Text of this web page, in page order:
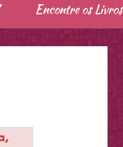
Encontre os Livros